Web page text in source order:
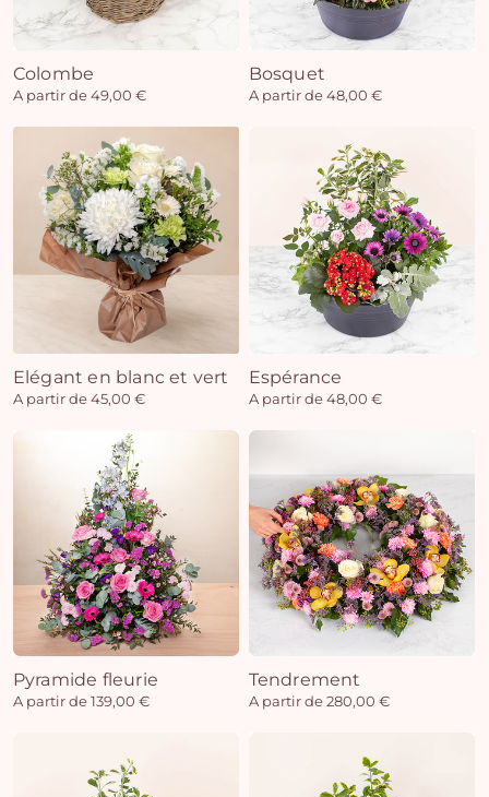
Colombe
A partir de 49,00 €
Bosquet
A partir de 48,00 €
Elégant en blanc et vert
A partir de 45,00 €
Espérance
A partir de 48,00 €
Pyramide fleurie
A partir de 139,00 €
Tendrement
A partir de 280,00 €